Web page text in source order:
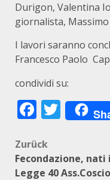
Durigon, Valentina
giornalista, Massimo
I lavori saranno
Francesco Paolo
condividi su:
Zurück
Fecondazione,
Legge 40